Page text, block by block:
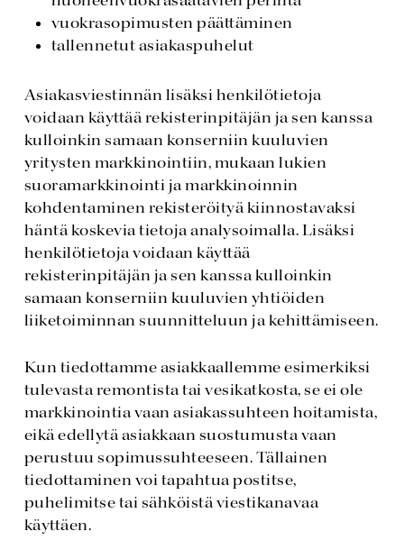
vuokrasopimusten päättäminen
tallennetut asiakaspuhelut
Asiakasviestinnän lisäksi henkilötietoja
voidaan käyttää rekisterinpitäjän ja sen kanssa
kulloinkin samaan konserniin kuuluvien
yritysten markkinointiin, mukaan lukien
suoramarkkinointi ja markkinoinnin
kohdentaminen rekisteröityä kiinnostavaksi
häntä koskevia tietoja analysoimalla. Lisäksi
henkilötietoja voidaan käyttää
rekisterinpitäjän ja sen kanssa kulloinkin
samaan konserniin kuuluvien yhtiöiden
liiketoiminnan suunnitteluun ja kehittämiseen.
Kun tiedottamme asiakkaallemme esimerkiksi
tulevasta remontista tai vesikatkosta, se ei ole
markkinointia vaan asiakassuhteen hoitamista,
eikä edellytä asiakkaan suostumusta vaan
perustuu sopimussuhteeseen. Tällainen
tiedottaminen voi tapahtua postitse,
puhelimitse tai sähköistä viestikanavaa
käyttäen.